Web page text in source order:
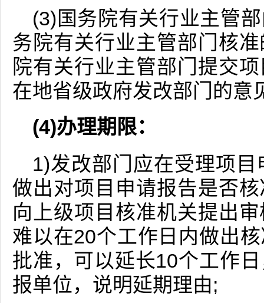
(3)国务院有关行业主管
务院有关行业主管部门核
院有关行业主管部门提交
在地省级政府发改部门的意
(4)办理期限：
1)发改部门应在受理项
做出对项目申请报告是否
向上级项目核准机关提出
难以在20个工作日内做出
批准，可以延长10个工作
报单位，说明延期理由;